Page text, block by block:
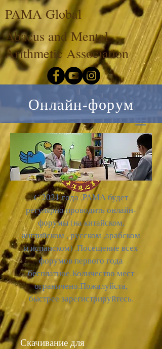
PAMA Global
Abacus and Mental
Arithmetic Association
Онлайн-форум
С 2021 года ,PAMA будет
регулярно проводить онлайн-
форумы (на китайском,
английском , русском ,арабском
и испанском) .Посещение всех
форумов первого года
бесплатное.Количество мест
ограничено.Пожалуйста,
быстрее зарегистрируйтесь.
Скачивание для